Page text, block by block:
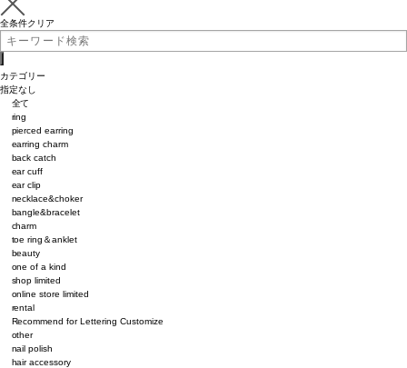
全条件クリア
カテゴリー
指定なし
全て
ring
pierced earring
earring charm
back catch
ear cuff
ear clip
necklace&choker
bangle&bracelet
charm
toe ring＆anklet
beauty
one of a kind
shop limited
online store limited
rental
Recommend for Lettering Customize
other
nail polish
hair accessory